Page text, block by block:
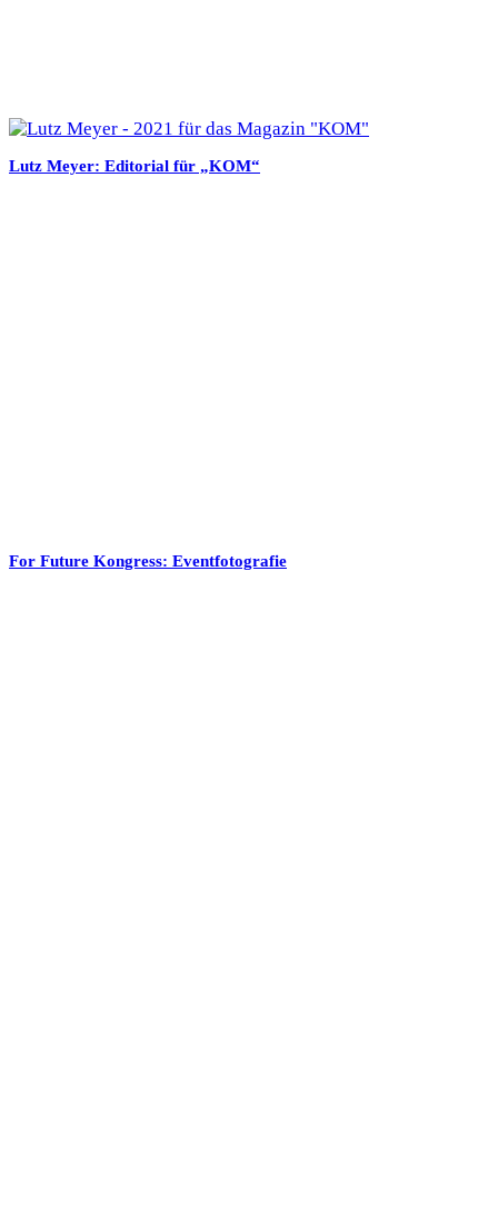
Lutz Meyer: Editorial für „KOM“
For Future Kongress: Eventfotografie